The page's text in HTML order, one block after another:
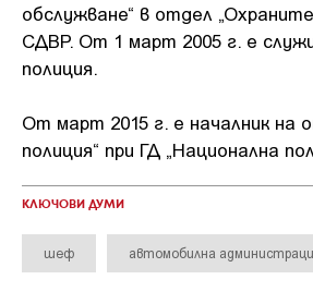
обслужване“ в отдел
СДВР. От 1 март 2005 г. е
полиция.
От март 2015 г. е началник на
полиция“ при ГД „Национална
КЛЮЧОВИ ДУМИ
шеф автомобилна